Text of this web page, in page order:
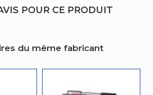
POUR CE PRODUIT
du même fabricant